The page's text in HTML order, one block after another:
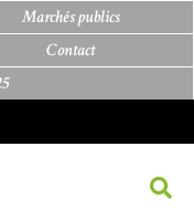
Marchés publics
Contact